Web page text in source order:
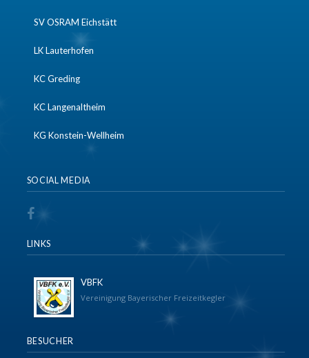
SV OSRAM Eichstätt
LK Lauterhofen
KC Greding
KC Langenaltheim
KG Konstein-Wellheim
SOCIAL MEDIA
LINKS
VBFK
Vereinigung Bayerischer Freizeitkegler
BESUCHER